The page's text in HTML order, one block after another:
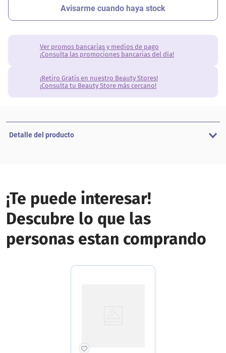
Ver promos bancarias y medios de pago
¡Consulta las promociones bancarias del día!
¡Retiro Gratis en nuestro Beauty Stores!
¡Consulta tu Beauty Store más cercano!
Detalle del producto
¡Te puede interesar!
Descubre lo que las
personas estan comprando